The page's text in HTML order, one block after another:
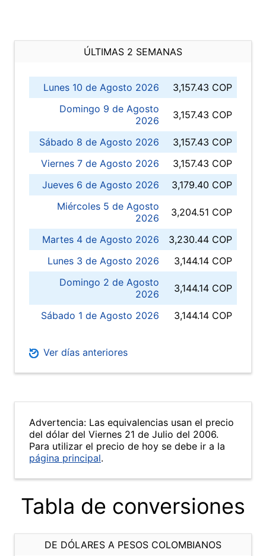
ÚLTIMAS 2 SEMANAS
Lunes 10 de Agosto 2026
3,157.43 COP
Domingo 9 de Agosto
2026
3,157.43 COP
Sábado 8 de Agosto 2026
3,157.43 COP
Viernes 7 de Agosto 2026
3,157.43 COP
Jueves 6 de Agosto 2026
3,179.40 COP
Miércoles 5 de Agosto
2026
3,204.51 COP
Martes 4 de Agosto 2026
3,230.44 COP
Lunes 3 de Agosto 2026
3,144.14 COP
Domingo 2 de Agosto
2026
3,144.14 COP
Sábado 1 de Agosto 2026 3,144.14 COP
Ver días anteriores
Advertencia: Las equivalencias usan el precio
del dólar del Viernes 21 de Julio del 2006.
Para utilizar el precio de hoy se debe ir a la
página principal.
Tabla de conversiones
DE DÓLARES A PESOS COLOMBIANOS